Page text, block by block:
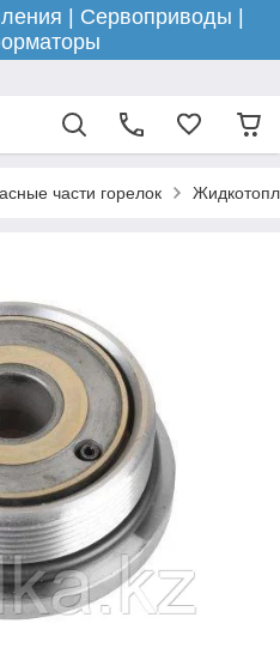
| Сервоприводы |
части горелок